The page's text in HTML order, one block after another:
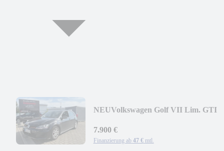
NEUVolkswagen Golf VII Lim. GTI
7.900 €
Finanzierung ab 47 € mtl.